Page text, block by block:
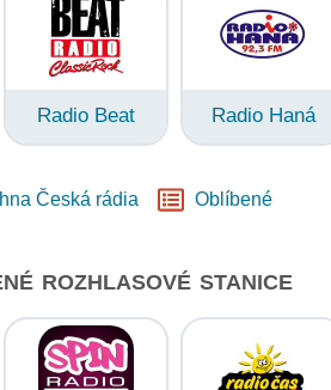
Radio Beat Radio Haná
Česká rádia Oblíbené
ROZHLASOVÉ STANICE